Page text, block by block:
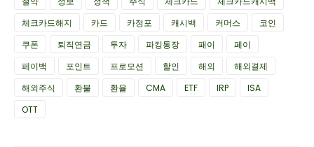
체크카드해지
카드 카정포 캐시백 커머스
코인
쿠폰
퇴직연금 투자 파킹통장 패이
페이
페이백
포인트 프로모션 할인 해외
해외결제
해외주식
환불 환율 CMA ETF IRP
ISA
OTT